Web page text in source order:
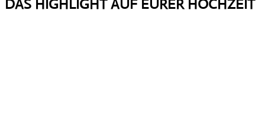
DAS HIGHLIGHT AUF EURER HOCHZEIT